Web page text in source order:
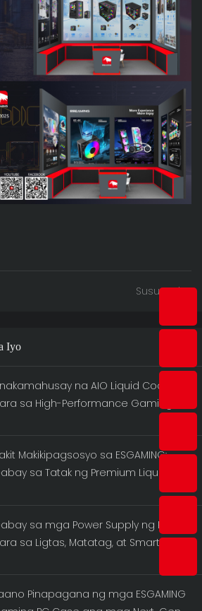
Susunod
Iyo
na AIO Liquid Coolers
sa High-Performance Gaming:
Makikipagsosyo sa ESGAMING:
sa Tatak ng Premium Liquid
sa mga Power Supply ng PC
sa Ligtas, Matatag, at Smart na
Pinapagana ng mga ESGAMING